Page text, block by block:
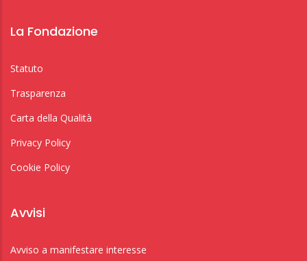
La Fondazione
Statuto
Trasparenza
Carta della Qualità
Privacy Policy
Cookie Policy
Avvisi
Avviso a manifestare interesse